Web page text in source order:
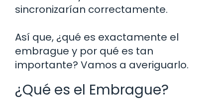
sincronizarían correctamente.
Así que, ¿qué es exactamente el
embrague y por qué es tan
importante? Vamos a averiguarlo.
¿Qué es el Embrague?